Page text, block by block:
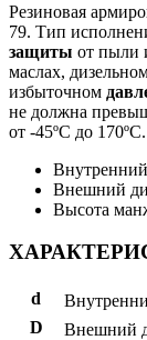
Резиновая
79. Тип
защиты от пыли
маслах,
избыточном
не должна
от -45ºС до 170ºС.
Внешний
Высота
d
D
Внешний